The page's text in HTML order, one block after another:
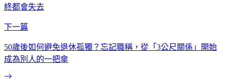
終都會失去
下一篇
50歲後如何避免退休孤獨？忘記職稱，從「3公尺關係」開始
成為別人的一把傘